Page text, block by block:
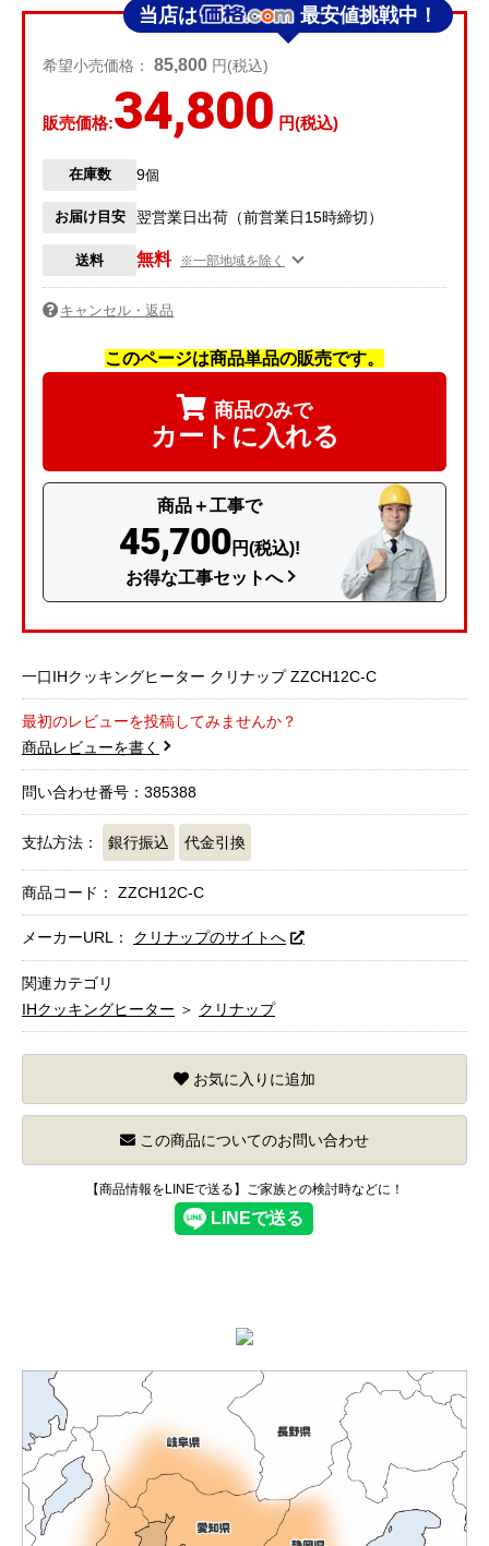
当店は 最安値挑戦中！
希望小売価格：85,800 円(税込)
販売価格:34,800 円(税込)
在庫数 9個
お届け目安 翌営業日出荷（前営業日15時締切）
送料 無料 ※一部地域を除く
キャンセル・返品
このページは商品単品の販売です。
商品のみで
カートに入れる
商品＋工事で
45,700円(税込)!
お得な工事セットへ
一口IHクッキングヒーター クリナップ ZZCH12C-C
最初のレビューを投稿してみませんか？
商品レビューを書く
問い合わせ番号：385388
支払方法： 銀行振込 代金引換
商品コード： ZZCH12C-C
メーカーURL： クリナップのサイトへ
関連カテゴリ
IHクッキングヒーター ＞ クリナップ
お気に入りに追加
この商品についてのお問い合わせ
【商品情報をLINEで送る】ご家族との検討時などに！